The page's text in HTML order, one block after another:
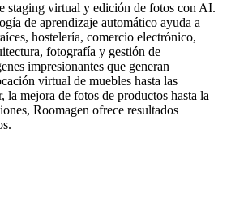
staging virtual y edición de fotos con AI.
de aprendizaje automático ayuda a
hostelería, comercio electrónico,
fotografía y gestión de
impresionantes que generan
virtual de muebles hasta las
la mejora de fotos de productos hasta la
Roomagen ofrece resultados